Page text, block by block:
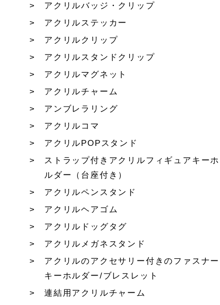
アクリルバッジ・クリップ
アクリルステッカー
アクリルクリップ
アクリルスタンドクリップ
アクリルマグネット
アクリルチャーム
アンブレラリング
アクリルコマ
アクリルPOPスタンド
ストラップ付きアクリルフィギュアキーホ
ルダー（台座付き）
アクリルペンスタンド
アクリルヘアゴム
アクリルドッグタグ
アクリルメガネスタンド
アクリルのアクセサリー付きのファスナー
キーホルダー/ブレスレット
連結用アクリルチャーム